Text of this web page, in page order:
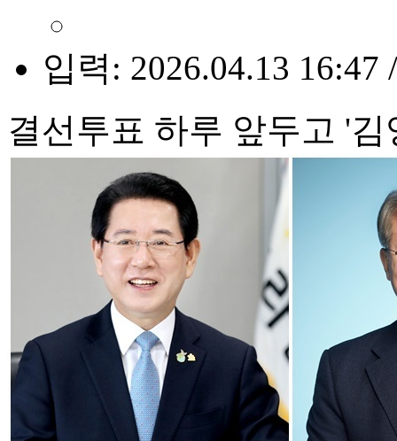
입력: 2026.04.13 16:47
결선투표 하루 앞두고 '